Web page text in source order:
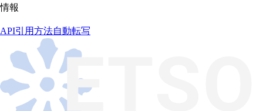
情報
API引用方法自動転写